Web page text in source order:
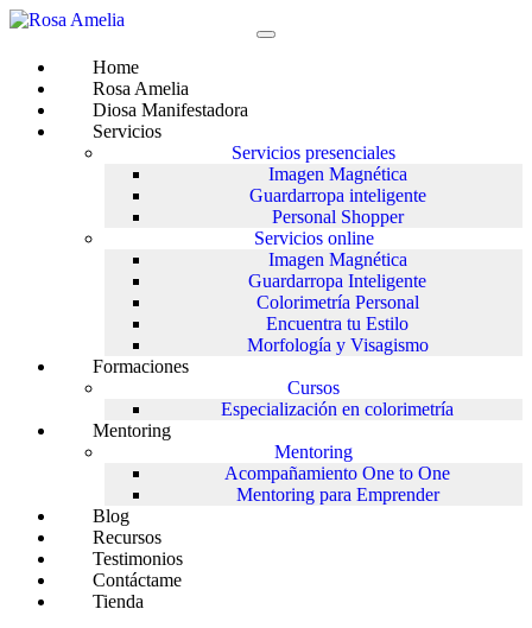
Saltar
contenido
Home
Rosa Amelia
Diosa Manifestadora
Servicios
Servicios presenciales
Imagen Magnética
Guardarropa inteligente
Personal Shopper
Servicios online
Imagen Magnética
Guardarropa Inteligente
Colorimetría Personal
Encuentra tu Estilo
Morfología y Visagismo
Formaciones
Cursos
Especialización en colorimetría
Mentoring
Mentoring
Acompañamiento One to One
Mentoring para Emprender
Blog
Recursos
Testimonios
Contáctame
Tienda